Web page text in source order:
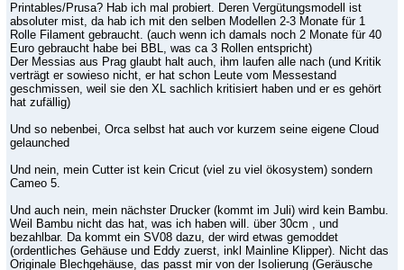
Printables/Prusa? Hab ich mal probiert. Deren Vergütungsmodell ist
absoluter mist, da hab ich mit den selben Modellen 2-3 Monate für 1
Rolle Filament gebraucht. (auch wenn ich damals noch 2 Monate für 40
Euro gebraucht habe bei BBL, was ca 3 Rollen entspricht)
Der Messias aus Prag glaubt halt auch, ihm laufen alle nach (und Kritik
verträgt er sowieso nicht, er hat schon Leute vom Messestand
geschmissen, weil sie den XL sachlich kritisiert haben und er es gehört
hat zufällig)
Und so nebenbei, Orca selbst hat auch vor kurzem seine eigene Cloud
gelaunched
Und nein, mein Cutter ist kein Cricut (viel zu viel ökosystem) sondern
Cameo 5.
Und auch nein, mein nächster Drucker (kommt im Juli) wird kein Bambu.
Weil Bambu nicht das hat, was ich haben will. über 30cm , und
bezahlbar. Da kommt ein SV08 dazu, der wird etwas gemoddet
(ordentliches Gehäuse und Eddy zuerst, inkl Mainline Klipper). Nicht das
Originale Blechgehäuse, das passt mir von der Isolierung (Geräusche